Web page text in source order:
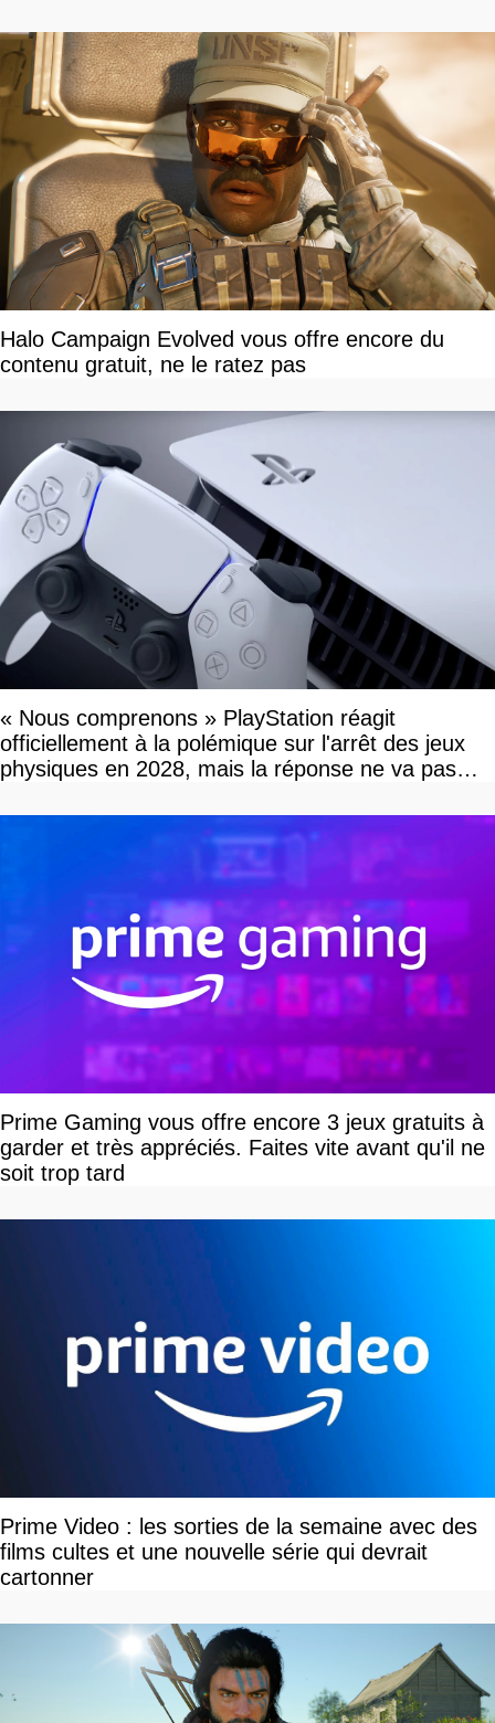
Halo Campaign Evolved vous offre encore du
contenu gratuit, ne le ratez pas
« Nous comprenons » PlayStation réagit
officiellement à la polémique sur l'arrêt des jeux
physiques en 2028, mais la réponse ne va pas
Prime Gaming vous offre encore 3 jeux gratuits à
garder et très appréciés. Faites vite avant qu'il ne
soit trop tard
Prime Video : les sorties de la semaine avec des
films cultes et une nouvelle série qui devrait
cartonner